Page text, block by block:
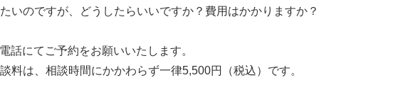
いのですが、どうしたらいいですか？費用はかかりますか？
話にてご予約をお願いいたします。
料は、相談時間にかかわらず一律5,500円（税込）です。